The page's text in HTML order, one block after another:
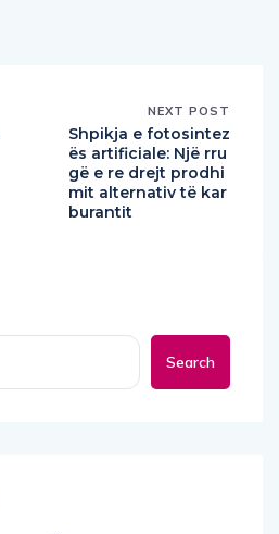
NEXT POST
Shpikja e fotosintez
ës artificiale: Një rru
gë e re drejt prodhi
mit alternativ të kar
burantit
Search